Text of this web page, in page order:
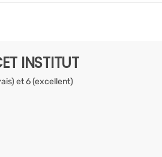
INSTITUT
et 6 (excellent)